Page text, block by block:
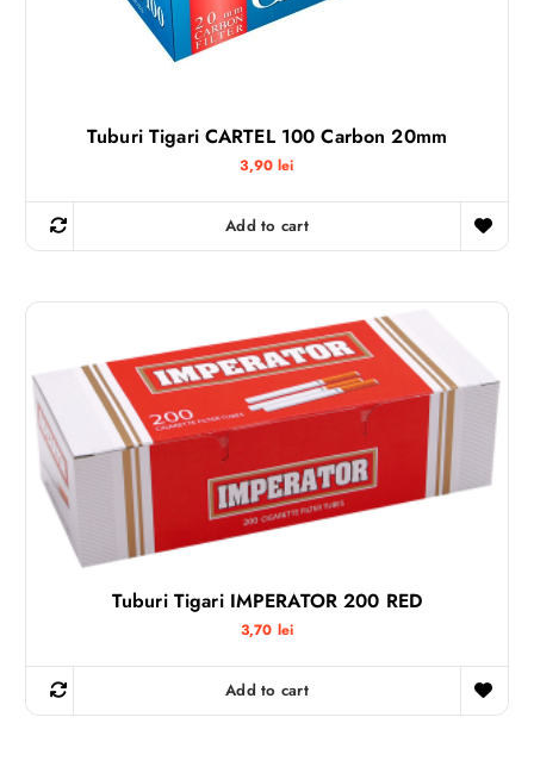
Tuburi Tigari CARTEL 100 Carbon 20mm
3,90lei
Add to cart
Tuburi Tigari IMPERATOR 200 RED
3,70 lei
Add to cart